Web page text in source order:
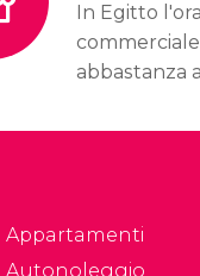
In Egitto
abbastanza
problemi a
dedicare il
Appartamenti
Autonoleggio